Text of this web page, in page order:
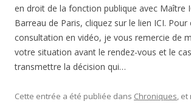
en droit de la fonction publique avec Maître
Barreau de Paris, cliquez sur le lien ICI.
consultation en vidéo, je vous remercie de
votre situation avant le rendez-vous et le
transmettre la décision qui…
Cette entrée a été publiée dans Chroniques, et